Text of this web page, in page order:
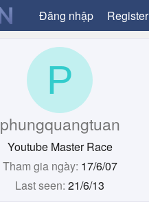
Đăng nhập Register
P
phungquangtuan
Youtube Master Race
Tham gia ngày 17/6/07
Last seen 21/6/13